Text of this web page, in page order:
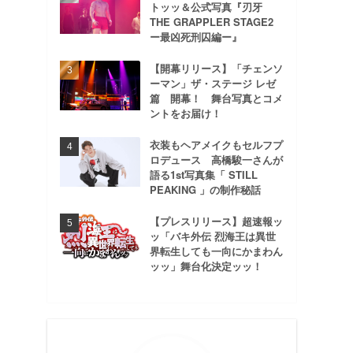
トッッ＆公式写真『刃牙
THE GRAPPLER STAGE2
ー最凶死刑囚編ー』
【開幕リリース】「チェンソ
ーマン」ザ・ステージ レゼ
篇 開幕！ 舞台写真とコメ
ントをお届け！
衣装もヘアメイクもセルフプ
ロデュース 高橋駿一さんが
語る1st写真集「 STILL
PEAKING 」の制作秘話
【プレスリリース】超速報ッ
ッ「バキ外伝 烈海王は異世
界転生しても一向にかまわん
ッッ」舞台化決定ッッ！